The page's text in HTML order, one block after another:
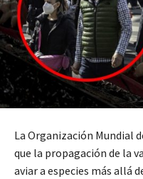
La Organización Mundial
que la propagación de la
aviar a especies más allá